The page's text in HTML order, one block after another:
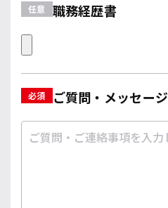
職務経歴書
ご質問・メッセージ